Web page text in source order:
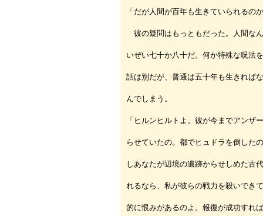
「だが人間が百年も生きていられるの
彼の疑問はもっともだった。人間な
いぜい七十か八十だ。何か特殊な呪法
話は別だが、普通は五十年も生きれば
んでしまう。
「ヒルンヒルトよ。彼が今までアンザ
らせていたの。都でヒュドラを倒し
しあなたが辺境の遺跡からせしめた古
れるなら、私が彼らの戦力を殺いでき
的に恨みがあるのよ。報復が成功すれ